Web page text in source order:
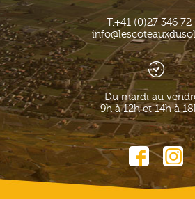
T.+41 (0)27 346 72
Du mardi au
9h à 12h et 14h à